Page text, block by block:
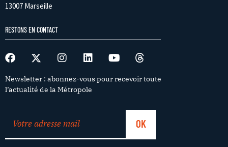
13007 Marseille
RESTONS EN CONTACT
Newsletter : abonnez-vous pour recevoir toute
l’actualité de la Métropole